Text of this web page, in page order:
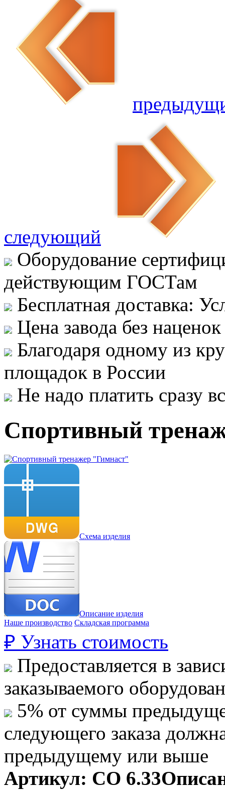
следующий
Оборудование
действующим ГОСТам
Бесплатная доставка:
Цена завода без
Благодаря одному из
площадок в России
Не надо платить сразу
Спортивный
Схема изделия
Описание изделия
Наше производство Складская программа
₽ Узнать стоимость
Предоставляется в
заказываемого
5% от суммы
следующего заказа
предыдущему или выше
Артикул: СО 6.33